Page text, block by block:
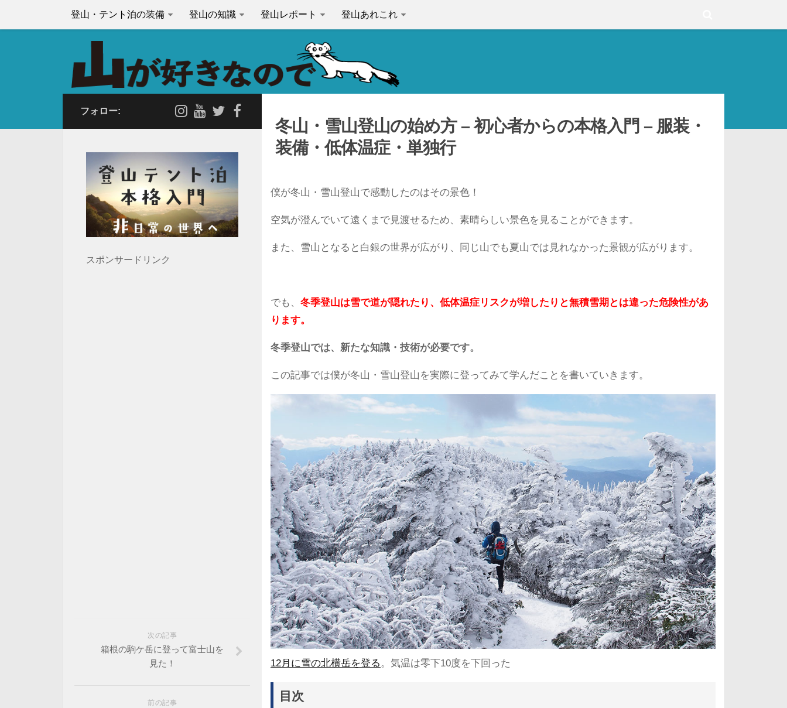
登山・テント泊の装備 登山の知識 登山レポート 登山あれこれ
冬山・雪山登山の始め方 – 初心者からの本格入門 – 服装・
装備・低体温症・単独行
僕が冬山・雪山登山で感動したのはその景色！
空気が澄んでいて遠くまで見渡せるため、素晴らしい景色を見ることができます。
また、雪山となると白銀の世界が広がり、同じ山でも夏山では見れなかった景観が広がります。
でも、 冬季登山は雪で道が隠れたり、低体温症リスクが増したりと無積雪期とは違った危険性があ
ります。
冬季登山では、新たな知識・技術が必要です。
この記事では僕が冬山・雪山登山を実際に登ってみて学んだことを書いていきます。
12月に雪の北横岳を登る。気温は零下10度を下回った
目次
フォロー:
スポンサードリンク
次の記事
箱根の駒ケ岳に登って富士山を
見た！
前の記事